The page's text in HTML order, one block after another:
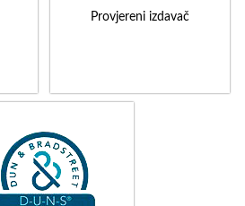
Provjereni izdavač